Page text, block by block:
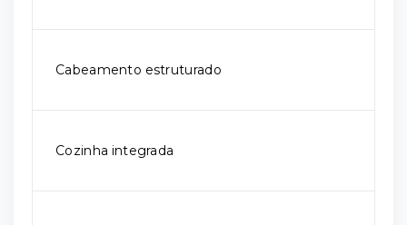
Cabeamento estruturado
Cozinha integrada